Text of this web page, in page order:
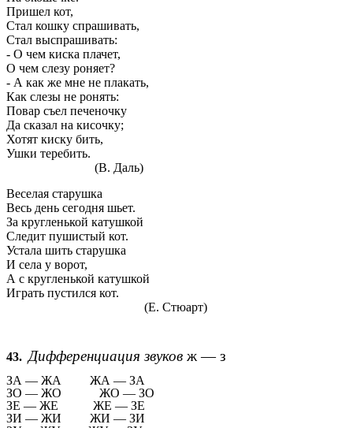
Пришел кот,
Стал кошку спрашивать,
Стал выспрашивать:
- О чем киска плачет,
О чем слезу роняет?
- А как же мне не плакать,
Как слезы не ронять:
Повар съел печеночку
Да сказал на кисочку;
Хотят киску бить,
Ушки теребить.
(В. Даль)
Веселая старушка
Весь день сегодня шьет.
За кругленькой катушкой
Следит пушистый кот.
Устала шить старушка
И села у ворот,
А с кругленькой катушкой
Играть пустился кот.
(Е. Стюарт)
43. Дифференциация звуков ж — з
ЗА — ЖА ЖА — ЗА
ЗО — ЖО ЖО — ЗО
ЗЕ — ЖЕ ЖЕ — ЗЕ
ЗИ — ЖИ ЖИ — ЗИ